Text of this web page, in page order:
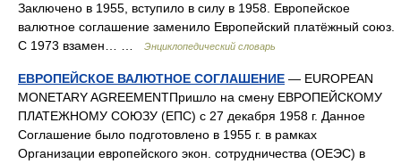
Заключено в 1955, вступило в силу в 1958. Европейское
валютное соглашение заменило Европейский платёжный союз.
С 1973 взамен… …
Энциклопедический словарь
ЕВРОПЕЙСКОЕ ВАЛЮТНОЕ СОГЛАШЕНИЕ — EUROPEAN
MONETARY AGREEMENTПришло на смену ЕВРОПЕЙСКОМУ
ПЛАТЕЖНОМУ СОЮЗУ (ЕПС) с 27 декабря 1958 г. Данное
Соглашение было подготовлено в 1955 г. в рамках
Организации европейского экон. сотрудничества (ОЕЭС) в